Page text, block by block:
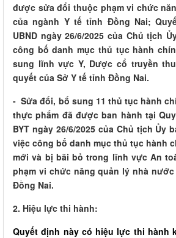
được sửa đổi thuộc phạm vi chức
của ngành Y tế tỉnh Đồng Nai;
UBND ngày 26/6/2025 của Chủ tịch
công bố danh mục thủ tục hành
sung lĩnh vực Y, Dược cổ truyền
quyết của Sở Y tế tỉnh Đồng Nai.
- Sửa đổi, bổ sung 11 thủ tục hành
thực phẩm đã được ban hành tại
BYT ngày 26/6/2025 của Chủ tịch Ủy
việc công bố danh mục thủ tục hành
mới và bị bãi bỏ trong lĩnh vực An
phạm vi chức năng quản lý nhà
Đồng Nai.
2. Hiệu lực thi hành:
Quyết định này có hiệu lực thi hành